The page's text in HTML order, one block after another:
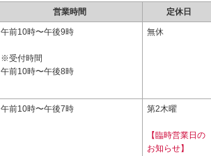
営業時間 定休日
午前10時〜午後9時
※受付時間
午前10時〜午後8時
無休
午前10時〜午後7時 第2木曜
【臨時営業日の
お知らせ】